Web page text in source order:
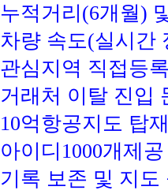
누적거리(6개월)
차량 속도(실시간
관심지역 직접등
거래처 이탈 진입
10억항공지도 탑
아이디1000개제공
기록 보존 및 지